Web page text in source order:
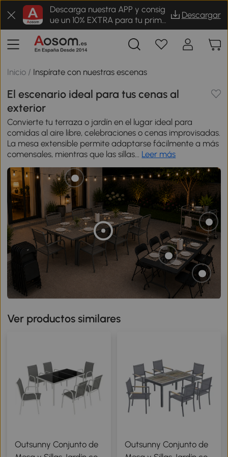
Descarga nuestra APP y consig
ue un 10% EXTRA para tu prime
r pedido
Descargar
Inicio / Inspírate con nuestras escenas
El escenario ideal para tus cenas al
exterior
Convierte tu terraza o jardín en el lugar ideal para
comidas al aire libre, celebraciones o cenas improvisadas.
La mesa extensible permite adaptarse fácilmente a más
comensales, mientras que las sillas... Leer más
Ver productos similares
Outsunny Conjunto de
Outsunny Conjunto de